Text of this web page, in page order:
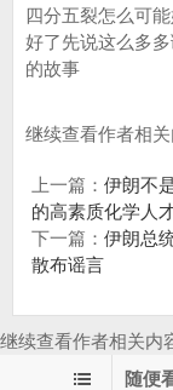
四分五裂怎么可能
好了先说这么多
的故事
继续查看作者相关
上一篇： 伊朗不
的高素质化学人
下一篇： 伊朗总
散布谣言
继续查看作者相关内
随便